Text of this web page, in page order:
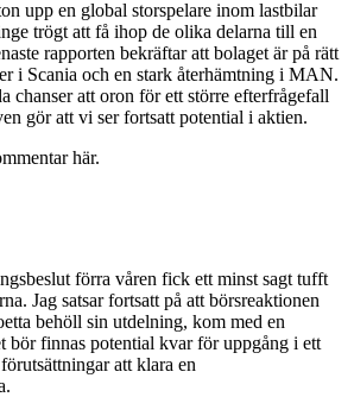
upp en global storspelare inom lastbilar
trögt att få ihop de olika delarna till en
rapporten bekräftar att bolaget är på rätt
i Scania och en stark återhämtning i MAN.
chanser att oron för ett större efterfrågefall
gör att vi ser fortsatt potential i aktien.
här.
förra våren fick ett minst sagt tufft
Jag satsar fortsatt på att börsreaktionen
behöll sin utdelning, kom med en
bör finnas potential kvar för uppgång i ett
att klara en